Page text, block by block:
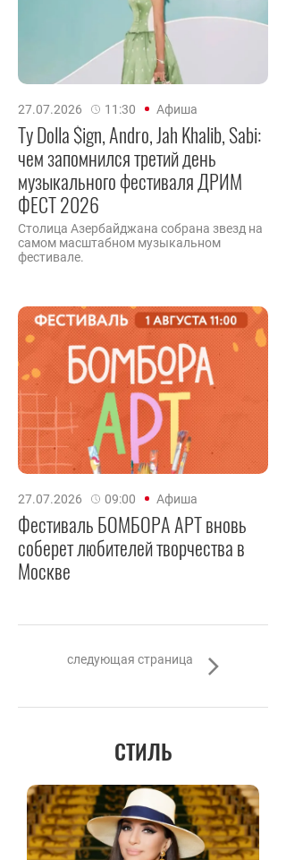
27.07.2026 11:30 Афиша
Ty Dolla $ign, Andro, Jah Khalib, Sabi:
чем запомнился третий день
музыкального фестиваля ДРИМ
ФЕСТ 2026
Столица Азербайджана собрана звезд на
самом масштабном музыкальном
фестивале.
27.07.2026 09:00 Афиша
Фестиваль БОМБОРА АРТ вновь
соберет любителей творчества в
Москве
следующая страница
СТИЛЬ